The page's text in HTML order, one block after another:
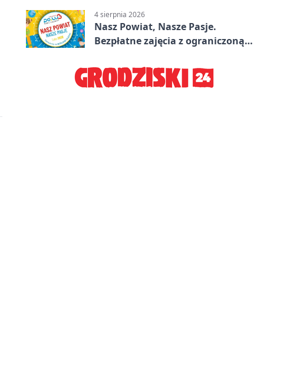
4 sierpnia 2026
Nasz Powiat, Nasze Pasje.
Bezpłatne zajęcia z ograniczoną